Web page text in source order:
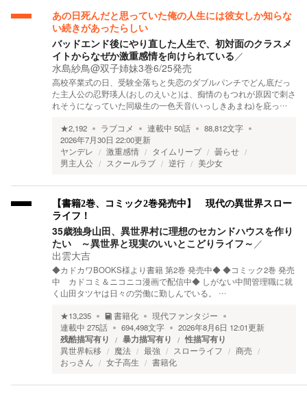
あの日死んだと思っていた俺の人生には彼女しか知らな
い続きがあったらしい
バッドエンド後にやり直した人生で、初対面のクラスメ
イトからなぜか激重感情を向けられている／
水島紗鳥@双子姉妹3巻6/25発売
高校卒業式の日、受験全落ちと失恋のダブルパンチでどん底だっ
た主人公の忍野瑛人(おしのえいと)は、痴情のもつれが原因で刺さ
れそうになっていた同級生の一色天音(いっしきあまね)を庇っ…
★2,192 ラブコメ 連載中 50話 88,812文字
2026年7月30日 22:00更新
ヤンデレ
激重感情 タイムリープ
曇らせ
男主人公
スクールラブ 逆行 美少女
【書籍2巻、コミック2巻発売中】 現代の異世界スロー
ライフ！
35歳独身山田、異世界村に理想のセカンドハウスを作り
たい ～異世界と現実のいいとこどりライフ～ ／
出雲大吉
◆カドカワBOOKS様より書籍 第2巻 発売中◆ ◆コミック2巻 発売
中 カドコミ＆ニコニコ漫画で配信中◆ しがない中間管理職に就
く山田タツヤは日々の労働に勤しんでいる。 …
★13,235 書籍化
現代ファンタジー
連載中 275話 694,498文字 2026年8月6日 12:01更新
残酷描写有り 暴力描写有り 性描写有り
異世界転移 魔法 最強 スローライフ
商売
おっさん
女子高生 書籍化